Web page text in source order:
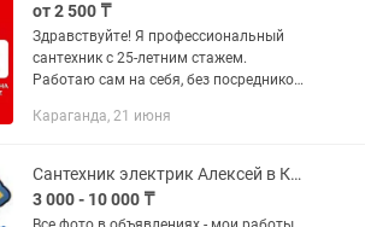
от 2 500 ₸
Здравствуйте! Я профессиональный
сантехник с 25-летним стажем.
Работаю сам на себя, без посредников
15-20% ниже, чем в крупных сервисах.
Караганда, 21 июня
Сантехник электрик Алексей в Караганде недорого!
3 000 - 10 000 ₸